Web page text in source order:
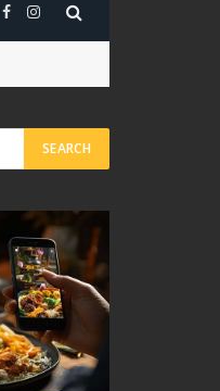
Facebook
Instagram